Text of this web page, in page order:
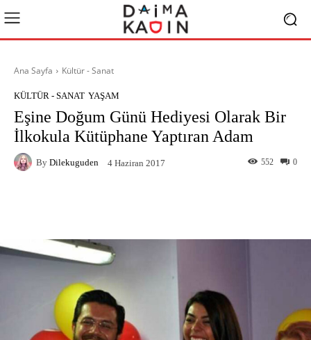
Ana Sayfa Kültür - Sanat
KÜLTÜR - SANAT YAŞAM
Eşine Doğum Günü Hediyesi Olarak Bir
İlkokula Kütüphane Yaptıran Adam
By Dilekuguden 4 Haziran 2017 0
552